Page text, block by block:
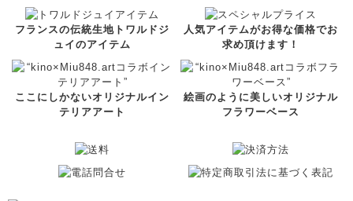
フランスの伝統生地トワルドジ
ュイのアイテム
人気アイテムがお得な価格でお
求め頂けます！
ここにしかないオリジナルイン
テリアアート
絵画のように美しいオリジナル
フラワーベース